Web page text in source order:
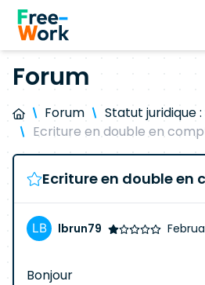
Forum
Forum
Statut juridique :
Ecriture en double en
Ecriture en double en
lbrun79
Bonjour